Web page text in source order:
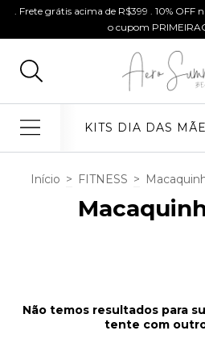
. Frete grátis acima de R$399 . 10%
o cupom
KITS DIA DAS
Início > FITNESS >
Não temos resultados para
tente com